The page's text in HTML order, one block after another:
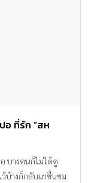
อ ที่รัก ”สห
บางคนก็ไม่ได้ดู
บ้างก็กลับมาชื่นชม